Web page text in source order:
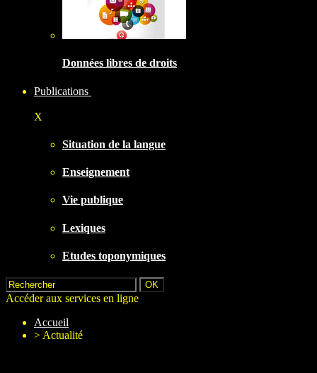
Données libres de droits
Publications
X
Situation de la langue
Enseignement
Vie publique
Lexiques
Etudes toponymiques
Accéder aux services en ligne
Accueil
> Actualité